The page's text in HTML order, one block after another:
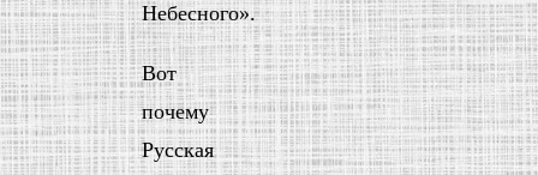
Небесного».
Вот
почему
Русская